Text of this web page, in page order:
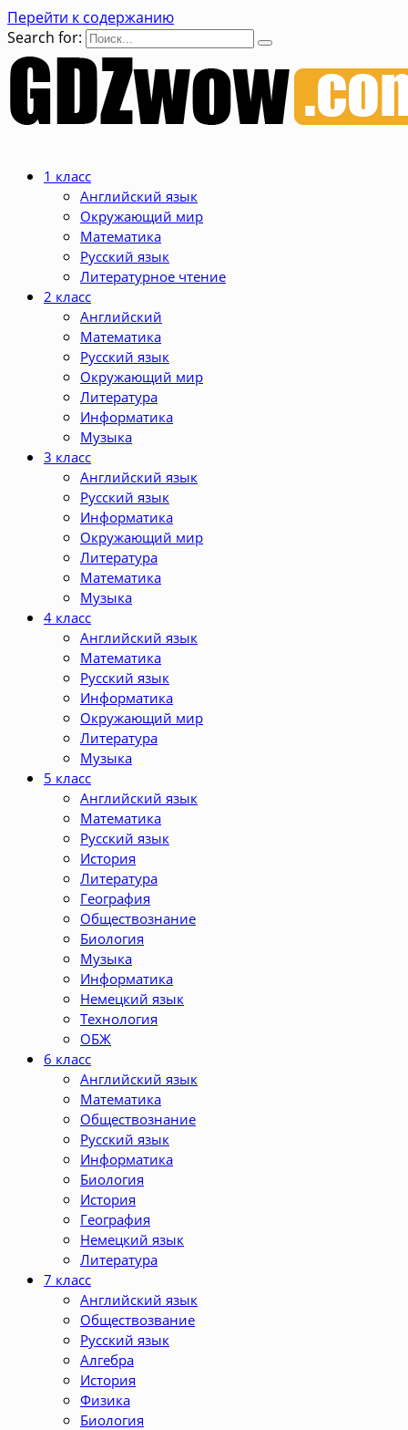
Перейти к содержанию
Search for:
1 класс
Английский язык
Окружающий мир
Математика
Русский язык
Литературное чтение
2 класс
Английский
Математика
Русский язык
Окружающий мир
Литература
Информатика
Музыка
3 класс
Английский язык
Русский язык
Информатика
Окружающий мир
Литература
Математика
Музыка
4 класс
Английский язык
Математика
Русский язык
Информатика
Окружающий мир
Литература
Музыка
5 класс
Английский язык
Математика
Русский язык
История
Литература
География
Обществознание
Биология
Музыка
Информатика
Немецкий язык
Технология
ОБЖ
6 класс
Английский язык
Математика
Обществознание
Русский язык
Информатика
Биология
История
География
Немецкий язык
Литература
7 класс
Английский язык
Обществозвание
Русский язык
Алгебра
История
Физика
Биология